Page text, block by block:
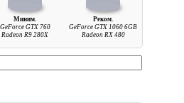
Миним.
GeForce GTX 760
Radeon R9 280X
Реком.
GeForce GTX 1060 6GB
Radeon RX 480